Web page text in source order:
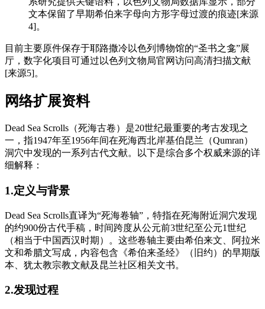
文本保留了早期希伯来字母向方形字母过渡的痕迹[来源
4]。
目前主要原件保存于耶路撒冷以色列博物馆的“圣书之龛”展
厅，数字化项目可通过以色列文物局官网访问高清扫描文献
[来源5]。
网络扩展资料
Dead Sea Scrolls（死海古卷）是20世纪最重要的考古发现之
一，指1947年至1956年间在死海西北岸基伯昆兰（Qumran）
洞穴中发现的一系列古代文献。以下是综合多个权威来源的详
细解释：
1.定义与背景
Dead Sea Scrolls直译为“死海卷轴”，特指在死海附近洞穴发现
的约900份古代手稿，时间跨度从公元前3世纪至公元1世纪
（相当于中国西汉时期）。这些卷轴主要由希伯来文、阿拉米
文和希腊文写成，内容包含《希伯来圣经》（旧约）的早期版
本、犹太教宗教文献及昆兰社区相关文书。
2.发现过程